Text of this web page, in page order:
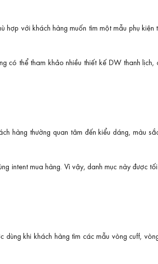
với khách hàng muốn tìm một mẫu phụ kiện
có thể tham khảo nhiều thiết kế DW thanh lịch,
hàng thường quan tâm đến kiểu dáng, màu
intent mua hàng. Vì vậy, danh mục này được
khi khách hàng tìm các mẫu vòng cuff,